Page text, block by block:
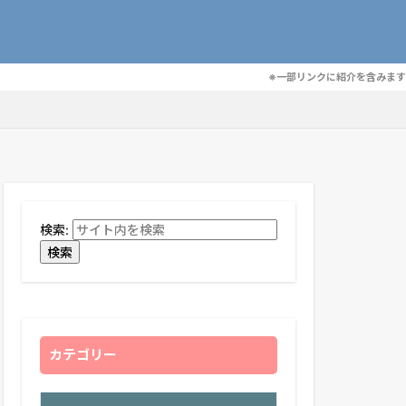
※一部リンクに紹介を含みます
検索:
検索
カテゴリー